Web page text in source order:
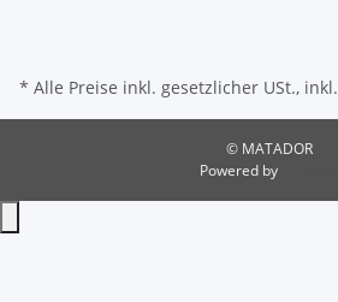
* Alle Preise inkl. gesetzlicher USt., inkl.
© MATADOR
Powered by